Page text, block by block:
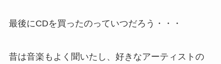
最後にCDを買ったのっていつだろう・・・
昔は音楽もよく聞いたし、好きなアーティストの